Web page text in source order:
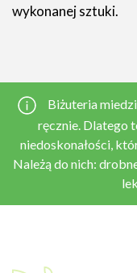
wykonanej sztuki.
Biżuteria
ręcznie. Dlatego
niedoskonałości,
Należą do nich: